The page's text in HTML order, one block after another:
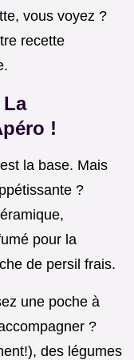
vous voyez ?
recette
!
la base. Mais
?
pour la
de persil frais.
une poche à
?
des légumes